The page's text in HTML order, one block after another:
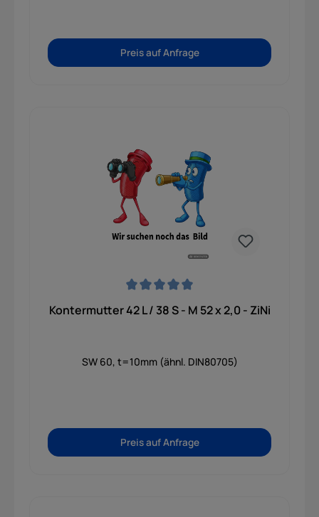
Preis auf Anfrage
Kontermutter 42 L / 38 S - M 52 x 2,0 - ZiNi
SW 60, t=10mm (ähnl. DIN80705)
Preis auf Anfrage